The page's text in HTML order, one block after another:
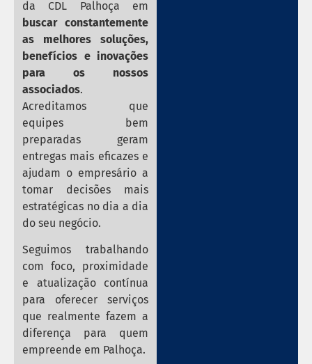
da CDL Palhoça em
buscar constantemente
as melhores soluções,
benefícios e inovações
para os nossos
associados.
Acreditamos que
equipes bem
preparadas geram
entregas mais eficazes e
ajudam o empresário a
tomar decisões mais
estratégicas no dia a dia
do seu negócio.
Seguimos trabalhando
com foco, proximidade
e atualização contínua
para oferecer serviços
que realmente fazem a
diferença para quem
empreende em Palhoça.